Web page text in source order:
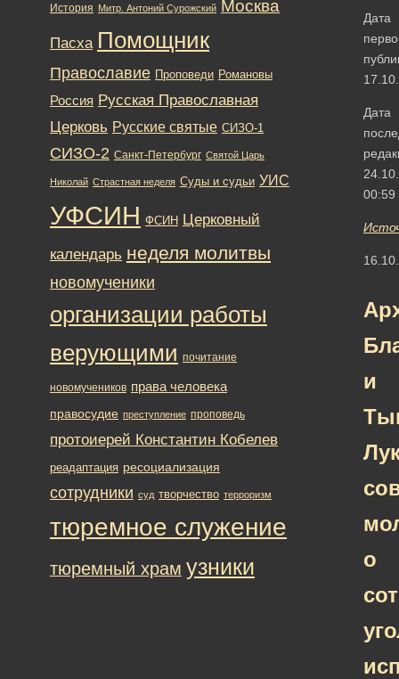
Дата
Дата
00:59
и
о
История Митр. Антоний Сурожский Москва
Пасха Помощник
Православие Проповеди Романовы
Россия Русская Православная
Церковь Русские святые СИЗО-1
СИЗО-2 Санкт-Петербург Святой Царь
Николай Страстная неделя Суды и судьи УИС
УФСИН ФСИН Церковный
календарь неделя молитвы
новомученики
организации работы
верующими почитание
новомучеников права человека
правосудие преступление проповедь
протоиерей Константин Кобелев
реадаптация ресоциализация
сотрудники суд творчество терроризм
тюремное служение
тюремный храм узники